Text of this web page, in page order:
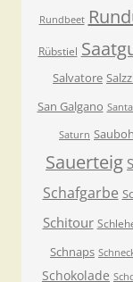
Rundbeet
Rübstiel
Salvatore
San Galgano
Saturn
Sauerteig
Schafgarbe
Schitour
Schnaps
Schokolade